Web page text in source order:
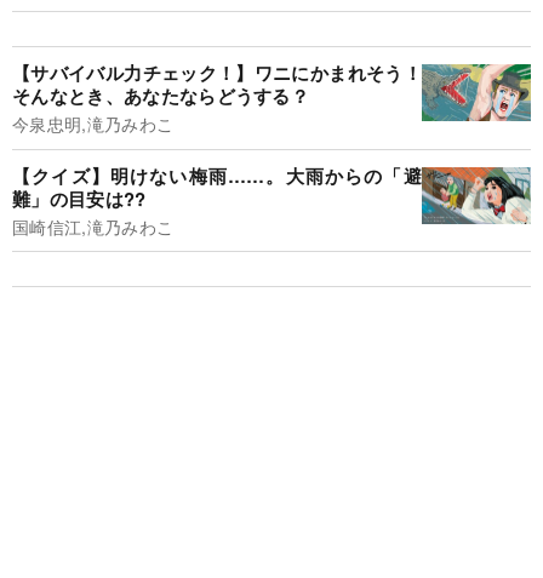
【サバイバル力チェック！】ワニにかまれそう！
そんなとき、あなたならどうする？
今泉忠明,滝乃みわこ
【クイズ】明けない梅雨……。大雨からの「避
難」の目安は??
国崎信江,滝乃みわこ